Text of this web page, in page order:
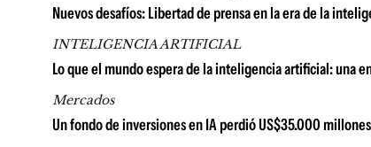
Nuevos desafíos: Libertad de prensa en la era de la
INTELIGENCIA ARTIFICIAL
Lo que el mundo espera de la inteligencia artificial: una
Mercados
Un fondo de inversiones en IA perdió US$35.000